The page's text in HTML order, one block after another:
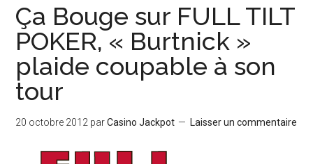
Ça Bouge sur FULL TILT
POKER, « Burtnick »
plaide coupable à son
tour
20 octobre 2012 parCasino Jackpot Laisser un commentaire